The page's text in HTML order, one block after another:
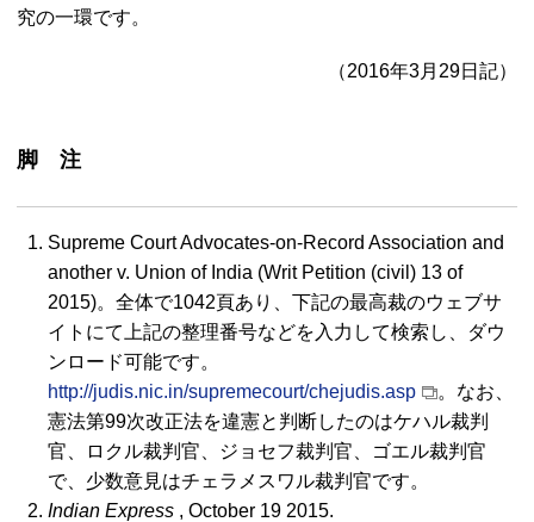
究の一環です。
（2016年3月29日記）
脚 注
Supreme Court Advocates-on-Record Association and
another v. Union of India (Writ Petition (civil) 13 of
2015)。全体で1042頁あり、下記の最高裁のウェブサ
イトにて上記の整理番号などを入力して検索し、ダウ
ンロード可能です。
http://judis.nic.in/supremecourt/chejudis.asp
。なお、
憲法第99次改正法を違憲と判断したのはケハル裁判
官、ロクル裁判官、ジョセフ裁判官、ゴエル裁判官
で、少数意見はチェラメスワル裁判官です。
Indian Express , October 19 2015.